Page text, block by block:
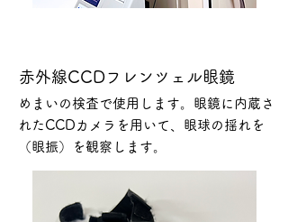
赤外線CCDフレンツェル眼鏡
めまいの検査で使用します。眼鏡に内蔵さ
れたCCDカメラを用いて、眼球の揺れを
（眼振）を観察します。